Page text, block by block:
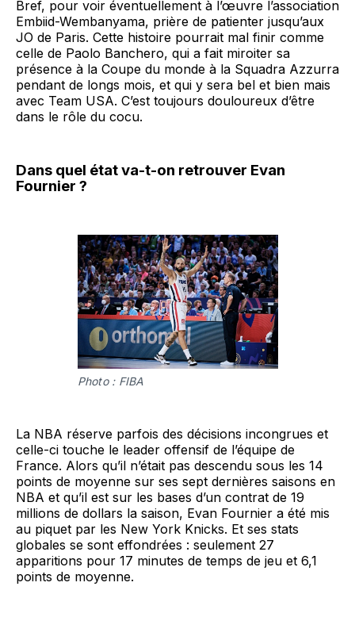
Bref, pour voir éventuellement à l’œuvre l’association
Embiid-Wembanyama, prière de patienter jusqu’aux
JO de Paris. Cette histoire pourrait mal finir comme
celle de Paolo Banchero, qui a fait miroiter sa
présence à la Coupe du monde à la Squadra Azzurra
pendant de longs mois, et qui y sera bel et bien mais
avec Team USA. C’est toujours douloureux d’être
dans le rôle du cocu.
Dans quel état va-t-on retrouver Evan
Fournier ?
Photo : FIBA
La NBA réserve parfois des décisions incongrues et
celle-ci touche le leader offensif de l’équipe de
France. Alors qu’il n’était pas descendu sous les 14
points de moyenne sur ses sept dernières saisons en
NBA et qu’il est sur les bases d’un contrat de 19
millions de dollars la saison, Evan Fournier a été mis
au piquet par les New York Knicks. Et ses stats
globales se sont effondrées : seulement 27
apparitions pour 17 minutes de temps de jeu et 6,1
points de moyenne.